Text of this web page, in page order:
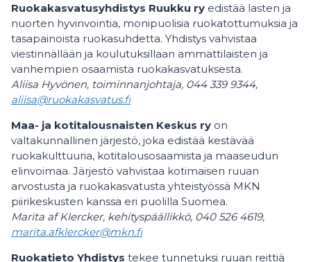
Ruokakasvatusyhdistys Ruukku ry edistää lasten ja
nuorten hyvinvointia, monipuolisia ruokatottumuksia ja
tasapainoista ruokasuhdetta. Yhdistys vahvistaa
viestinnällään ja koulutuksillaan ammattilaisten ja
vanhempien osaamista ruokakasvatuksesta.
Aliisa Hyvönen, toiminnanjohtaja, 044 339 9344,
aliisa@ruokakasvatus.fi
Maa- ja kotitalousnaisten Keskus ry on
valtakunnallinen järjestö, joka edistää kestävää
ruokakulttuuria, kotitalousosaamista ja maaseudun
elinvoimaa. Järjestö vahvistaa kotimaisen ruuan
arvostusta ja ruokakasvatusta yhteistyössä MKN
piirikeskusten kanssa eri puolilla Suomea.
Marita af Klercker, kehityspäällikkö, 040 526 4619,
marita.afklercker@mkn.fi
Ruokatieto Yhdistys tekee tunnetuksi ruuan reittiä